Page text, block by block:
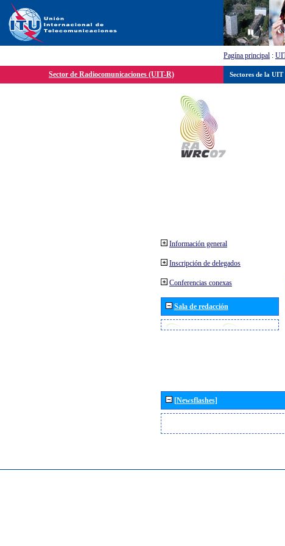
Pagína principal :
Sector de Radiocomunicaciones (UIT-R)
Información general
Inscripción de delegados
Conferencias conexas
Sala de redacción
[Newsflashes]
Sectores de la UIT